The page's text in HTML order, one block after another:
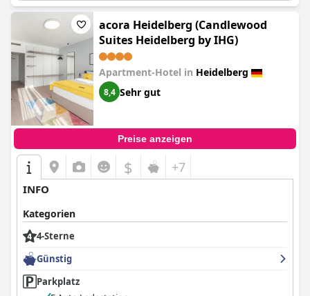
acora Heidelberg (Candlewood
Suites Heidelberg by IHG)
Apartment-Hotel in Heidelberg
8,4 Sehr gut
Preise anzeigen
$ +7
INFO
Kategorien
4-Sterne
Günstig
Parkplatz